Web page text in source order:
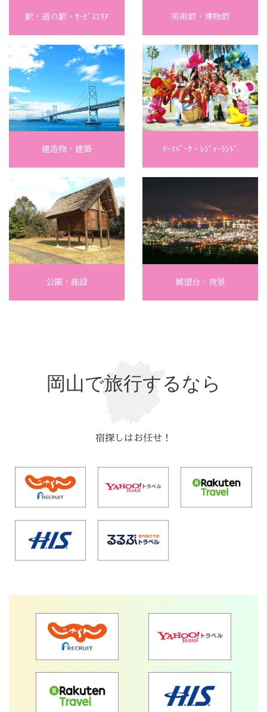
駅・道の駅・ｻｰﾋﾞｽｴﾘｱ 美術館・博物館
建造物・建築 ﾃｰﾏﾊﾟｰｸ・ﾚｼﾞｬｰﾗﾝﾄﾞ
公園・施設 展望台・夜景
岡山で旅行するなら
宿探しはお任せ！